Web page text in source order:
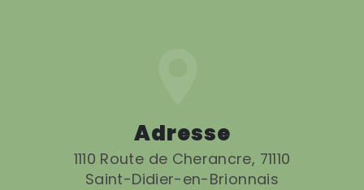
Adresse
1110 Route de Cherancre, 71110
Saint-Didier-en-Brionnais